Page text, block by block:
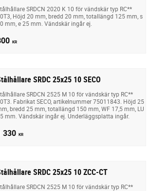
SRDCN 2020 K 10 för vändskär typ RC**
Höjd 20 mm, bredd 20 mm, totallängd 125 mm, s
mm, e 25 mm. Vändskär ingår ej.
KR
SRDC 25x25 10 SECO
SRDCN 2525 M 10 för vändskär typ RC**
Fabrikat SECO, artikelnummer 75011843. Höjd 25
bredd 25 mm, totallängd 150 mm, WF 17,5 mm, LU
mm. Vändskär ingår ej. Underläggsplatta ingår.
330 KR
SRDC 25x25 10 ZCC-CT
SRDCN 2525 M 10 för vändskär typ RC**